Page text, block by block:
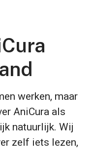
werken, maar
AniCura als
natuurlijk. Wij
zelf iets lezen,